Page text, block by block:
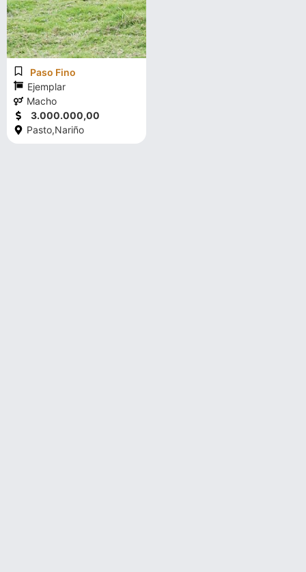
Paso Fino
Ejemplar
Macho
3.000.000,00
Pasto,Nariño